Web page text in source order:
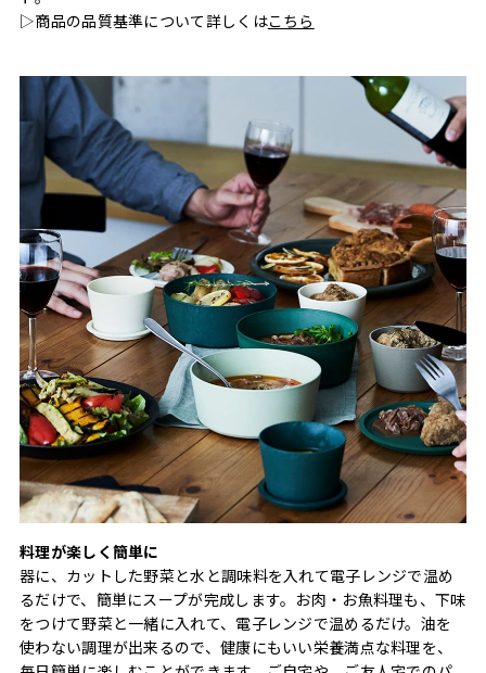
▷商品の品質基準について詳しくはこちら
料理が楽しく簡単に
器に、カットした野菜と水と調味料を入れて電子レンジで温め
るだけで、簡単にスープが完成します。お肉・お魚料理も、下味
をつけて野菜と一緒に入れて、電子レンジで温めるだけ。油を
使わない調理が出来るので、健康にもいい栄養満点な料理を、